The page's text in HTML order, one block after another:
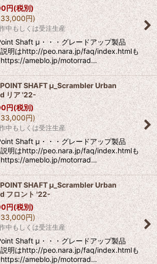
円(税別)
33,000円)
中もしくは受注生産
Shaft μ・・・グレードアップ製品
説明はhttp://peo.nara.jp/faq/index.htmlも
https://ameblo.jp/motorrad…
SHAFT μ_Scrambler Urban
リア '22-
円(税別)
33,000円)
中もしくは受注生産
Shaft μ・・・グレードアップ製品
説明はhttp://peo.nara.jp/faq/index.htmlも
https://ameblo.jp/motorrad…
SHAFT μ_Scrambler Urban
フロント '22-
円(税別)
33,000円)
中もしくは受注生産
Shaft μ・・・グレードアップ製品
説明はhttp://peo.nara.jp/faq/index.htmlも
https://ameblo.jp/motorrad…